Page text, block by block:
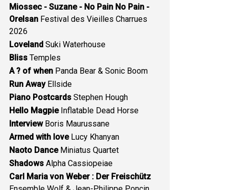
Miossec - Suzane - No Pain No Pain -
Orelsan Festival des Vieilles Charrues
2026
Loveland Suki Waterhouse
Bliss Temples
A ? of when Panda Bear & Sonic Boom
Run AwayEllside
Piano Postcards Stephen Hough
Hello MagpieInflatable Dead Horse
InterviewBoris Maurussane
Armed with loveLucy Khanyan
Naoto DanceMiniatus Quartet
Shadows Alpha Cassiopeiae
Carl Maria von Weber : Der Freischütz